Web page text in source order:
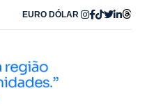
EURO DÓLAR